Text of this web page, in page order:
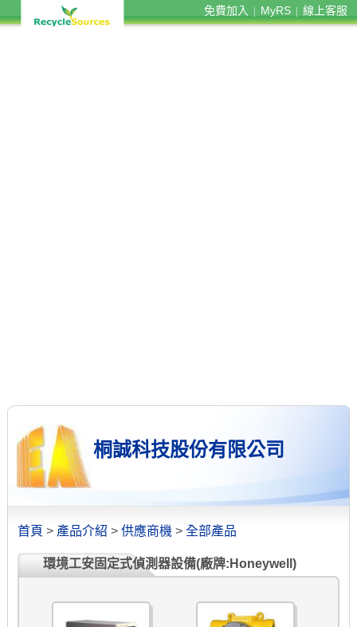
免費加入 MyRS 線上客服
桐誠科技股份有限公司
首頁 > 產品介紹 > 供應商機 > 全部產品
環境工安固定式偵測器設備(廠牌:Honeywell)